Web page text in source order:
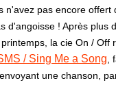
n'avez pas encore offert
d'angoisse ! Après plus
la cie On / Off
/ Sing Me a Song
une chanson,